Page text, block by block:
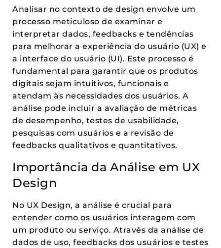
Analisar no contexto de design envolve um
processo meticuloso de examinar e
interpretar dados, feedbacks e tendências
para melhorar a experiência do usuário (UX) e
a interface do usuário (UI). Este processo é
fundamental para garantir que os produtos
digitais sejam intuitivos, funcionais e
atendam às necessidades dos usuários. A
análise pode incluir a avaliação de métricas
de desempenho, testes de usabilidade,
pesquisas com usuários e a revisão de
feedbacks qualitativos e quantitativos.
Importância da Análise em UX
Design
No UX Design, a análise é crucial para
entender como os usuários interagem com
um produto ou serviço. Através da análise de
dados de uso, feedbacks dos usuários e testes